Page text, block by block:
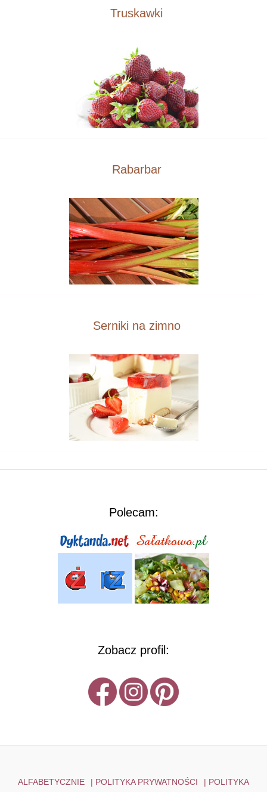
Truskawki
Rabarbar
Serniki na zimno
Polecam:
Zobacz profil:
ALFABETYCZNIE | POLITYKA PRYWATNOŚCI | POLITYKA